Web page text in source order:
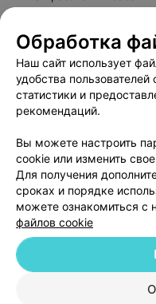
Пользовательское
Написать
Обработка
© 2026 ООО «Артокс Лаб», УНП
Обработка
Наш сайт использует
удобства пользователей
статистики и
рекомендаций.
Вы можете настроить
cookie или изменить
Для получения
сроках и порядке
можете ознакомиться с
файлов cookie